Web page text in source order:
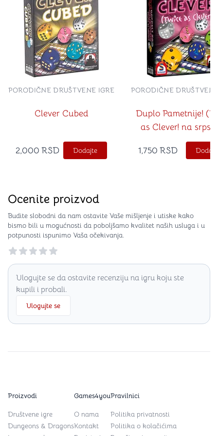
Clever Cubed
PORODIČNE DRUŠTVENE IGRE
2,000 RSD Dodajte
Duplo Pametnije!
as Clever! na
jeziku)
PORODIČNE
1,750 RSD
Ocenite proizvod
Budite slobodni da nam ostavite Vaše mišljenje i utiske kako
bismo bili u mogućnosti da poboljšamo kvalitet naših usluga i u
potpunosti ispunimo Vaša očekivanja.
Reviews
Ulogujte se da ostavite recenziju na igru koju ste
kupili i probali.
Ulogujte se
Proizvodi
Društvene igre
Dungeons & Dragons
Games4you
O nama
Kontakt
Pravilnici
Politika privatnosti
Politika o kolačićima